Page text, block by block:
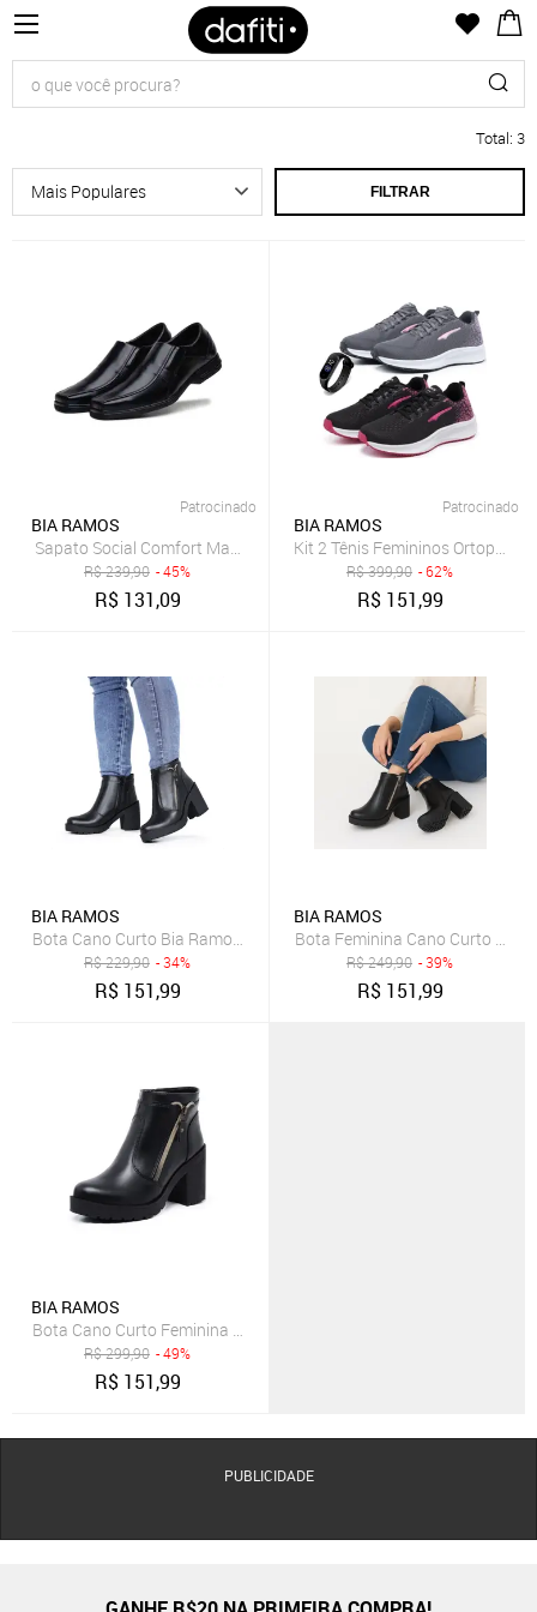
Total: 3
FILTRAR
Patrocinado
BIA RAMOS
Sapato Social Comfort Masculino Classico Preto
R$239,90 - 45%
R$ 131,09
Patrocinado
BIA RAMOS
Kit 2 Tênis Femininos
R$399,90 - 62%
R$ 151,99
BIA RAMOS
Bota Cano Curto Bia Ramos Salto Bloco Tratorado com Zíper Preta
R$229,90 - 34%
R$ 151,99
BIA RAMOS
Bota Feminina Cano Curto
R$249,90 - 39%
R$ 151,99
BIA RAMOS
Bota Cano Curto Feminina Salto Tratorado Preta
R$299,90 - 49%
R$ 151,99
PUBLICIDADE